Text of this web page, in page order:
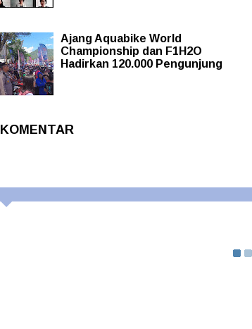
Ajang Aquabike World
Championship dan F1H2O
Hadirkan 120.000 Pengunjung
KOMENTAR